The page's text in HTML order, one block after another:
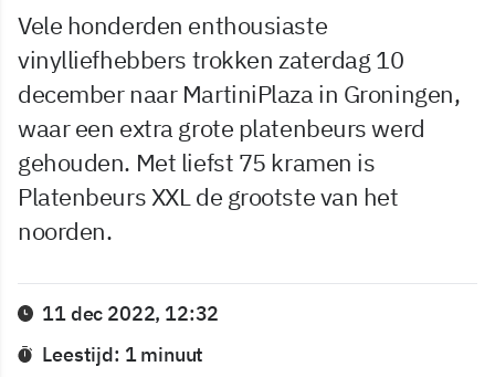
Vele honderden enthousiaste
vinylliefhebbers trokken zaterdag 10
december naar MartiniPlaza in Groningen,
waar een extra grote platenbeurs werd
gehouden. Met liefst 75 kramen is
Platenbeurs XXL de grootste van het
noorden.
11 dec 2022, 12:32
Leestijd: 1 minuut